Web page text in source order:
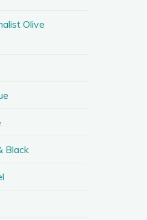
Olive
Black